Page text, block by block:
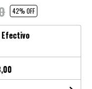
42% OFF
Efectivo